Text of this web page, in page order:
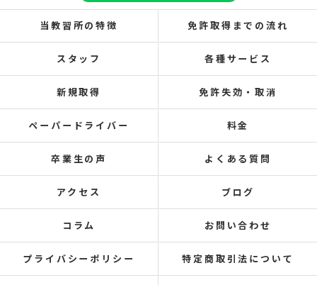
当教習所の特徴 免許取得までの流れ
スタッフ 各種サービス
新規取得 免許失効・取消
ペーパードライバー 料金
卒業生の声 よくある質問
アクセス ブログ
コラム お問い合わせ
プライバシーポリシー 特定商取引法について